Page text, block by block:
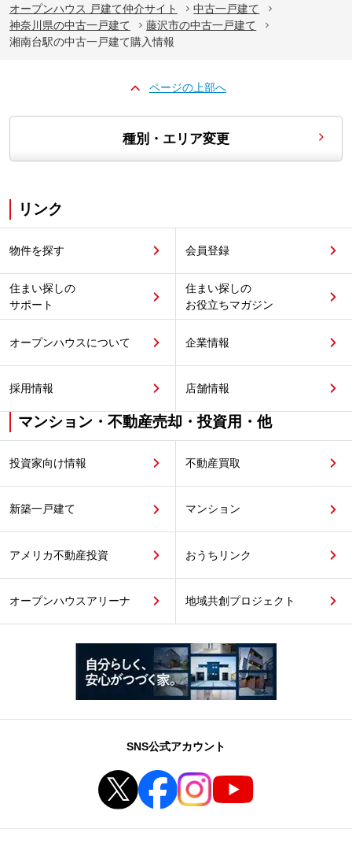
オープンハウス 戸建て仲介サイト
中古一戸建て
神奈川県の中古一戸建て
藤沢市の中古一戸建て
湘南台駅の中古一戸建て購入情報
ページの上部へ
種別・エリア変更
リンク
物件を探す 会員登録
住まい探しの
サポート
住まい探しの
お役立ちマガジン
オープンハウスについて 企業情報
採用情報 店舗情報
マンション・不動産売却・投資用・他
投資家向け情報 不動産買取
新築一戸建て マンション
アメリカ不動産投資 おうちリンク
オープンハウスアリーナ 地域共創プロジェクト
SNS公式アカウント